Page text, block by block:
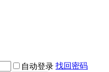
自动登录 找回密码